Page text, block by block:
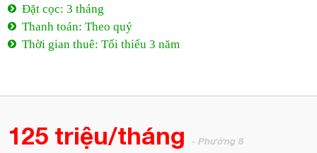
Thời gian thuê: Tối thiểu 3 năm
125 triệu/tháng
1222 Quang Trung, Phường8, Quận Gò Vấp
125 triệu/tháng
Tối thiểu 3 năm